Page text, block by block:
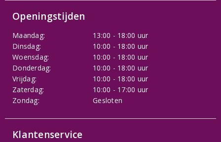
Openingstijden
Maandag:
13:00 - 18:00 uur
Dinsdag:
10:00 - 18:00 uur
Woensdag:
10:00 - 18:00 uur
Donderdag:
10:00 - 18:00 uur
Vrijdag:
10:00 - 18:00 uur
Zaterdag:
10:00 - 17:00 uur
Zondag:
Gesloten
Klantenservice